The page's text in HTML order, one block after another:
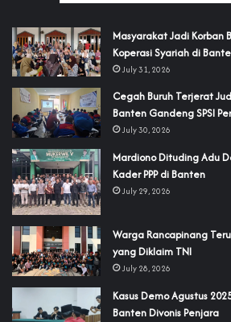
‎Masyarakat Jadi Korban
Koperasi Syariah di
July 31, 2026
Cegah Buruh Terjerat
Banten Gandeng SPSI
July 30, 2026
‎Mardiono Dituding Adu
Kader PPP di Banten
July 29, 2026
‎Warga Rancapinang
yang Diklaim TNI‎‎
July 28, 2026
‎Kasus Demo Agustus
Banten Divonis Penjara